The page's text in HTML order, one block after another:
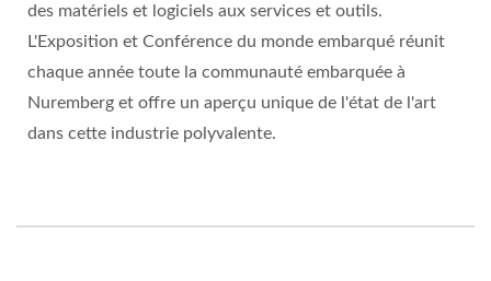
des matériels et logiciels aux services et outils.
L'Exposition et Conférence du monde embarqué réunit
chaque année toute la communauté embarquée à
Nuremberg et offre un aperçu unique de l'état de l'art
dans cette industrie polyvalente.